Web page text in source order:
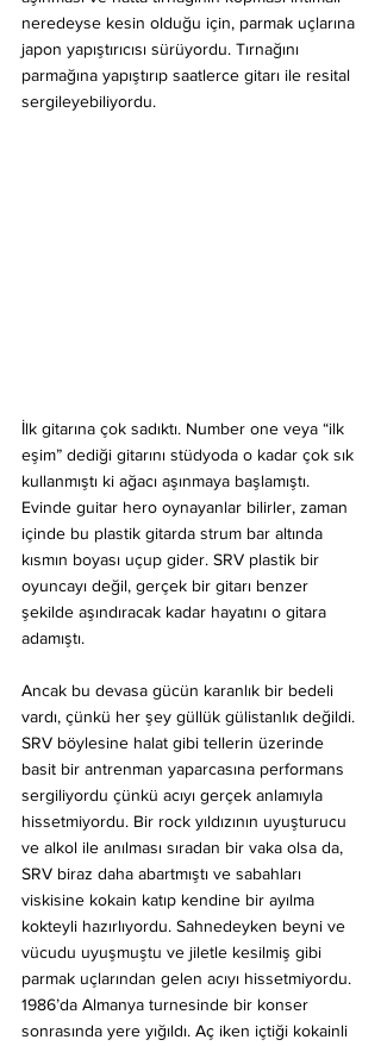
neredeyse kesin olduğu için, parmak uçlarına
japon yapıştırıcısı sürüyordu. Tırnağını
parmağına yapıştırıp saatlerce gitarı ile resital
sergileyebiliyordu.
İlk gitarına çok sadıktı. Number one veya “ilk
eşim” dediği gitarını stüdyoda o kadar çok sık
kullanmıştı ki ağacı aşınmaya başlamıştı.
Evinde guitar hero oynayanlar bilirler, zaman
içinde bu plastik gitarda strum bar altında
kısmın boyası uçup gider. SRV plastik bir
oyuncayı değil, gerçek bir gitarı benzer
şekilde aşındıracak kadar hayatını o gitara
adamıştı.
Ancak bu devasa gücün karanlık bir bedeli
vardı, çünkü her şey güllük gülistanlık değildi.
SRV böylesine halat gibi tellerin üzerinde
basit bir antrenman yaparcasına performans
sergiliyordu çünkü acıyı gerçek anlamıyla
hissetmiyordu. Bir rock yıldızının uyuşturucu
ve alkol ile anılması sıradan bir vaka olsa da,
SRV biraz daha abartmıştı ve sabahları
viskisine kokain katıp kendine bir ayılma
kokteyli hazırlıyordu. Sahnedeyken beyni ve
vücudu uyuşmuştu ve jiletle kesilmiş gibi
parmak uçlarından gelen acıyı hissetmiyordu.
1986’da Almanya turnesinde bir konser
sonrasında yere yığıldı. Aç iken içtiği kokainli